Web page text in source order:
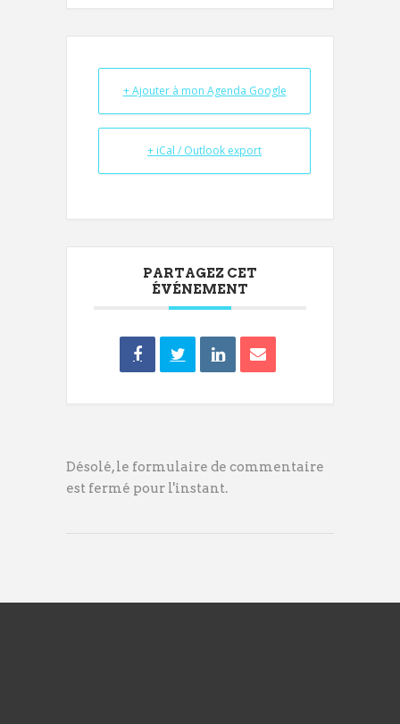
+ Ajouter à mon Agenda Google
+ iCal / Outlook export
PARTAGEZ CET
ÉVÉNEMENT
Désolé, le formulaire de commentaire
est fermé pour l'instant.